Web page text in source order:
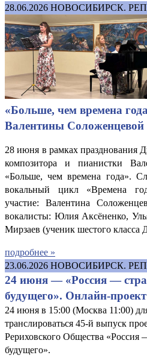
28.06.2026 НОВОСИБИРСК.
«Больше, чем времена
Валентины Соложенцевой
28 июня в рамках празднования
композитора и пианистки
«Больше, чем времена года».
вокальный цикл «Времена
участие: Валентина
вокалисты: Юлия Аксёненко,
Мирзаев (ученик шестого
подробнее »
23.06.2026 НОВОСИБИРСК.
24 июня — «Россия —
будущего». Онлайн-
24 июня в 15:00 (Москва 11:00)
транслироваться 45-й выпуск
Рериховского Общества «Россия
будущего».